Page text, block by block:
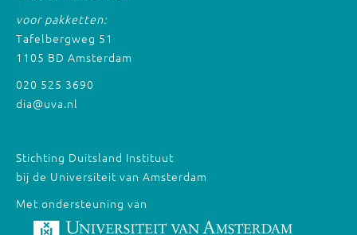
voor pakketten:
Tafelbergweg 51
1105 BD Amsterdam
020 525 3690
dia@uva.nl
Stichting Duitsland Instituut
bij de Universiteit van Amsterdam
Met ondersteuning van